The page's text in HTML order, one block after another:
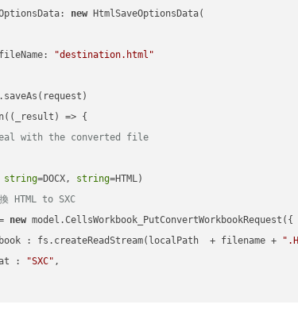
: new HtmlSaveOptionsData(
fileName:
"destination.html"
( _result ) => {
with the converted file
string=DOCX, string
HTML to SXC
new model.CellsWorkbook_PutConvertWorkbookRequest({
: fs.createReadStream(localPath  + filename +
: "SXC" ,